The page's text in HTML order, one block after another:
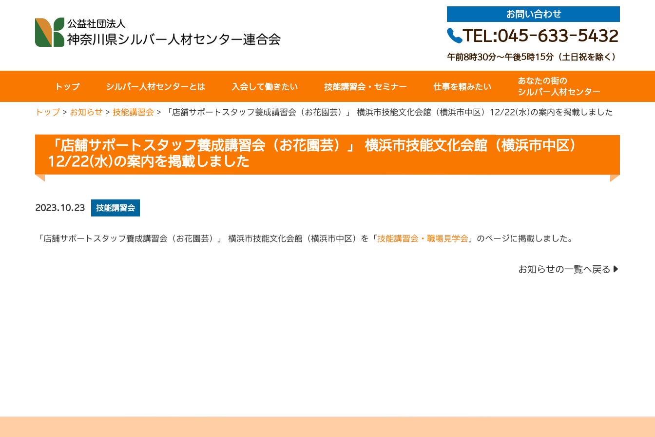
お問い合わせ
TEL:045-633-5432
午前8時30分～午後5時15分（土日祝を除く）
トップ シルバー人材センターとは 入会して働きたい 技能講習会・セミナー 仕事を頼みたい
あなたの街の
シルバー人材センター
トップ > お知らせ >技能講習会 > 「店舗サポートスタッフ養成講習会（お花園芸）」 横浜市技能文化会館（横浜市中区）12/22(水)の案内を掲載しました
「店舗サポートスタッフ養成講習会（お花園芸）」 横浜市技能文化会館（横浜市中区）
12/22(水)の案内を掲載しました
2023.10.23 技能講習会
「店舗サポートスタッフ養成講習会（お花園芸）」 横浜市技能文化会館（横浜市中区）を「技能講習会・職場見学会 」のページに掲載しました。
お知らせの一覧へ戻る